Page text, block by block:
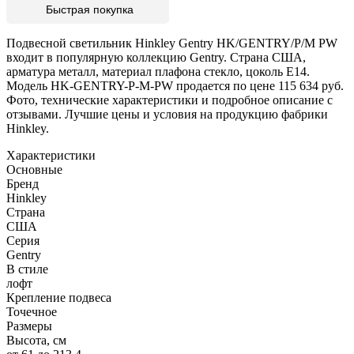
Быстрая покупка
Подвесной светильник Hinkley Gentry HK/GENTRY/P/M PW
входит в популярную коллекцию Gentry. Страна США,
арматура металл, материал плафона стекло, цоколь E14.
Модель HK-GENTRY-P-M-PW продается по цене 115 634 руб.
Фото, технические характеристики и подробное описание с
отзывами. Лучшие цены и условия на продукцию фабрики
Hinkley.
Характеристики
Основные
Бренд
Hinkley
Страна
США
Серия
Gentry
В стиле
лофт
Крепление подвеса
Точечное
Размеры
Высота, см